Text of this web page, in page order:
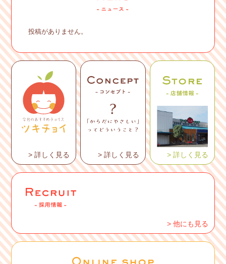
投稿がありません。
> 詳しく見る > 詳しく見る > 詳しく見る
> 他にも見る